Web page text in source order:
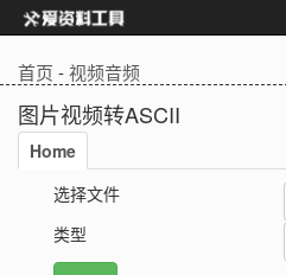
首页 -视频音频
图片视频转ASCII
Home
选择文件
类型